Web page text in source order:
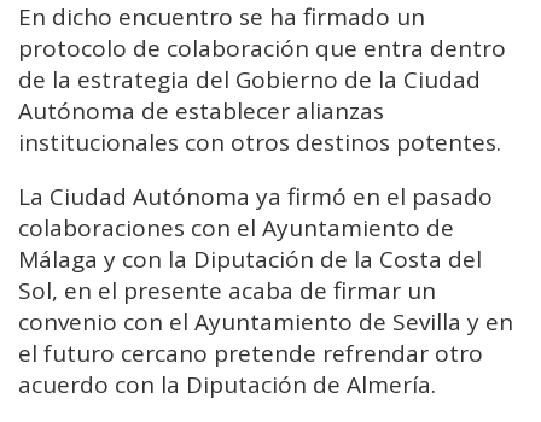
En dicho encuentro se ha firmado un
protocolo de colaboración que entra dentro
de la estrategia del Gobierno de la Ciudad
Autónoma de establecer alianzas
institucionales con otros destinos potentes.
La Ciudad Autónoma ya firmó en el pasado
colaboraciones con el Ayuntamiento de
Málaga y con la Diputación de la Costa del
Sol, en el presente acaba de firmar un
convenio con el Ayuntamiento de Sevilla y en
el futuro cercano pretende refrendar otro
acuerdo con la Diputación de Almería.